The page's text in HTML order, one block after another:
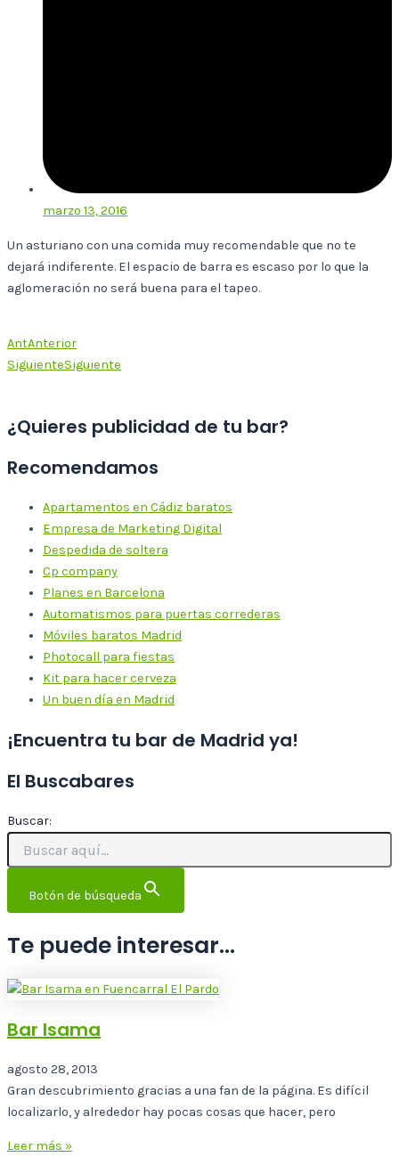
marzo 13, 2016
Un asturiano con una comida muy recomendable que no te
dejará indiferente. El espacio de barra es escaso por lo que la
aglomeración no será buena para el tapeo.
AntAnterior
SiguienteSiguiente
¿Quieres publicidad de tu bar?
Recomendamos
Apartamentos en Cádiz baratos
Empresa de Marketing Digital
Despedida de soltera
Cp company
Planes en Barcelona
Automatismos para puertas correderas
Móviles baratos Madrid
Photocall para fiestas
Kit para hacer cerveza
Un buen día en Madrid
¡Encuentra tu bar de Madrid ya!
El Buscabares
Buscar:
Botón de búsqueda
Te puede interesar...
Bar Isama
agosto 28, 2013
Gran descubrimiento gracias a una fan de la página. Es difícil
localizarlo, y alrededor hay pocas cosas que hacer, pero
Leer más »